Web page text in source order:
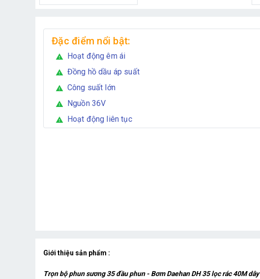
Đặc điểm nổi bật:
warning Hoạt động êm ái
warning Đồng hồ dầu áp suất
warning Công suất lớn
warning Nguồn 36V
warning Hoạt động liên tục
Giới thiệu sản phẩm :
Trọn bộ phun sương 35 đầu phun - Bơm Daehan DH 35 lọc rác 40M dây